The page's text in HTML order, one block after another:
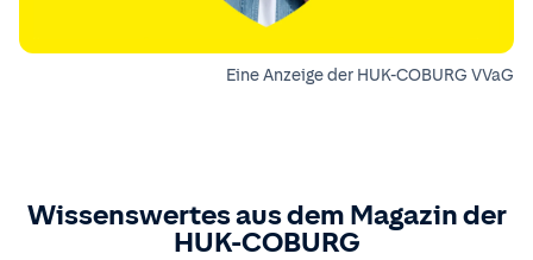
Eine Anzeige der HUK-COBURG VVaG
Wissenswertes aus dem Magazin der
HUK-COBURG